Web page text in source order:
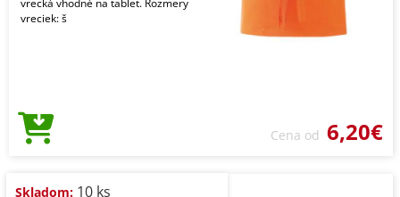
vreciek: š
Cena od 6,20€
Skladom: 10 ks